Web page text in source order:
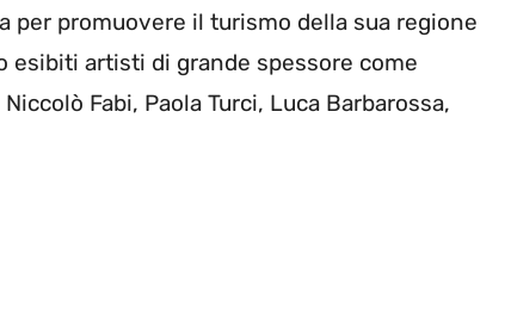
per promuovere il turismo della sua regione
esibiti artisti di grande spessore come
Fabi, Paola Turci, Luca Barbarossa,